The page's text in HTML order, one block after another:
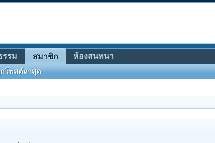
รรม สมาชิก
โพสต์ล่าสุด
ห้องสนทนา